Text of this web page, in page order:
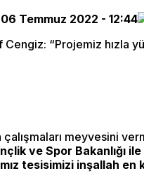
06 Temmuz 2022 - 12:44
meyvesini
ve Spor Bakanlığı
tesisimizi inşallah